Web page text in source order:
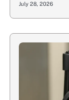
July 28, 2026